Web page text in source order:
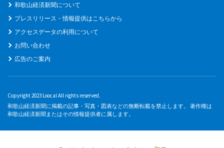
和歌山経済新聞について
プレスリリース・情報提供はこちらから
アクセスデータの利用について
お問い合わせ
広告のご案内
Copyright 2023 Loocal All rights reserved.
和歌山経済新聞に掲載の記事・写真・図表などの無断転載を禁止します。 著作権は
和歌山経済新聞またはその情報提供者に属します。